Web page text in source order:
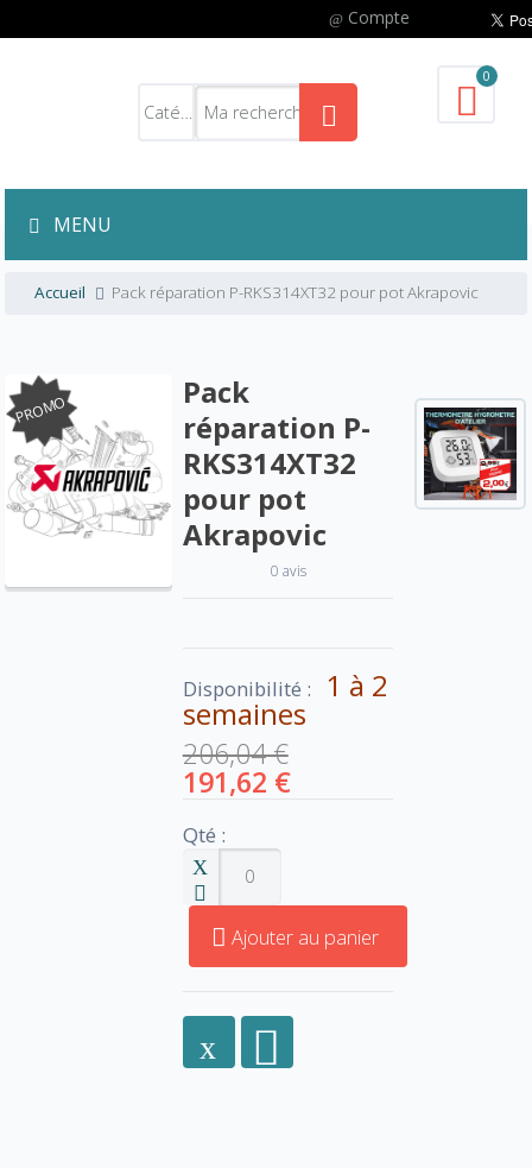
Compte
0
MENU
Accueil Pack réparation P-RKS314XT32 pour pot Akrapovic
PROMO
Pack
réparation P-
RKS314XT32
pour pot
Akrapovic
0 avis
Disponibilité : 1 à 2
semaines
206,04 €
191,62 €
Qté :
Ajouter au panier